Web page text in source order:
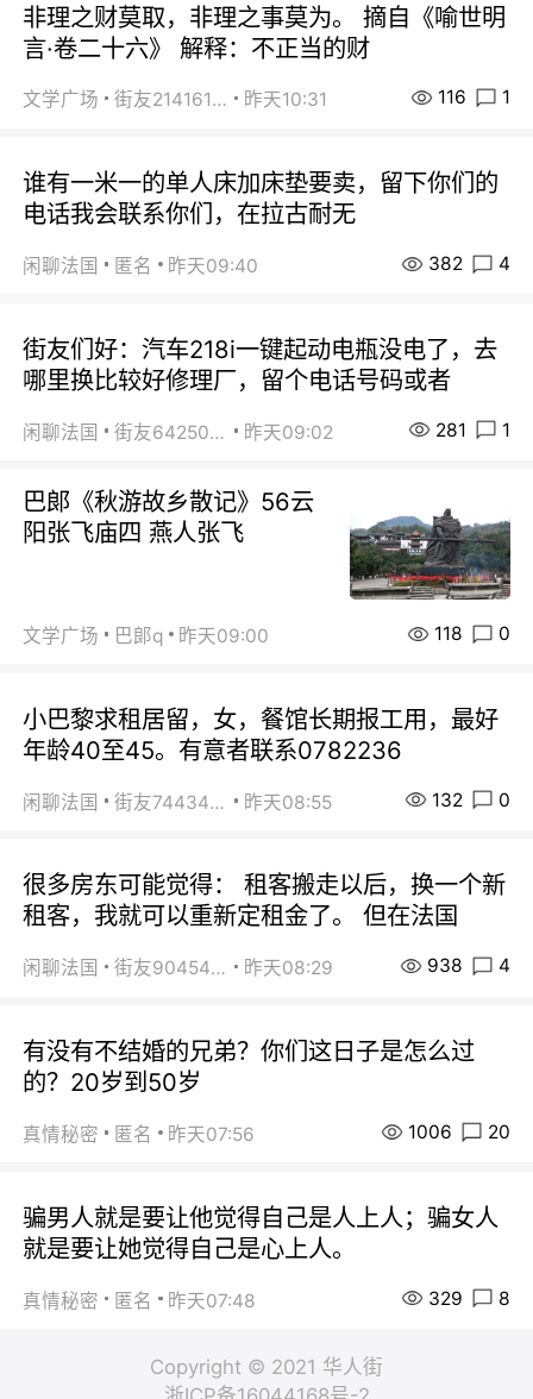
非理之财莫取，非理之事莫为。 摘自《喻世明
言·卷二十六》 解释：不正当的财
文学广场 街友21416156 昨天10:31 116 1
谁有一米一的单人床加床垫要卖，留下你们的
电话我会联系你们，在拉古耐无
闲聊法国 匿名 昨天09:40 382 4
街友们好：汽车218i一键起动电瓶没电了，去
哪里换比较好修理厂，留个电话号码或者
闲聊法国 街友64250024 昨天09:02 281 1
巴郞《秋游故乡散记》56云
阳张飞庙四 燕人张飞
文学广场 巴郞q 昨天09:00 118 0
小巴黎求租居留，女，餐馆长期报工用，最好
年龄40至45。有意者联系0782236
闲聊法国 街友74434350 昨天08:55 132 0
很多房东可能觉得： 租客搬走以后，换一个新
租客，我就可以重新定租金了。 但在法国
闲聊法国 街友90454511 昨天08:29 938 4
有没有不结婚的兄弟？你们这日子是怎么过
的？20岁到50岁
真情秘密 匿名 昨天07:56 1006 20
骗男人就是要让他觉得自己是人上人；骗女人
就是要让她觉得自己是心上人。
真情秘密 匿名 昨天07:48 329 8
Copyright © 2021 华人街